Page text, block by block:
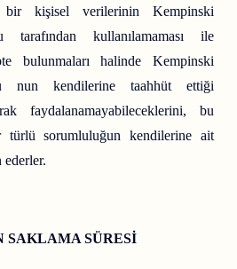
bir kişisel verilerinin Kempinski
tarafından kullanılamaması ile
bulunmaları halinde Kempinski
nun kendilerine taahhüt ettiği
faydalanamayabileceklerini, bu
türlü sorumluluğun kendilerine ait
ederler.
SAKLAMA SÜRESİ